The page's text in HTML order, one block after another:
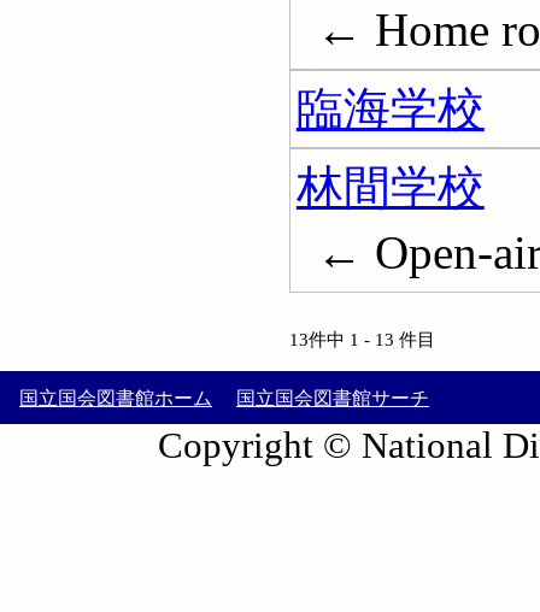
← Home
臨海学校
林間学校
← Open-
13件中 1 - 13 件目
国立国会図書館ホーム 国立国会図書館サーチ
Copyright © National